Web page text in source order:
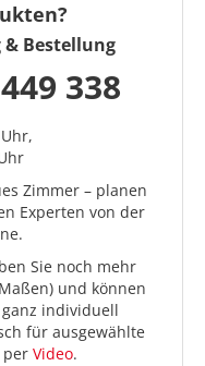
Bestellung
338
Zimmer – planen
Experten von der
Sie noch mehr
und können
individuell
für ausgewählte
per Video.